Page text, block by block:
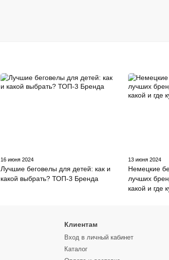
16 июня 2024
Лучшие беговелы для детей: как и
какой выбрать? ТОП-3 Бренда
13 июня 2024
Немецкие
лучших
какой и где
Клиентам
Вход в личный кабинет
Каталог